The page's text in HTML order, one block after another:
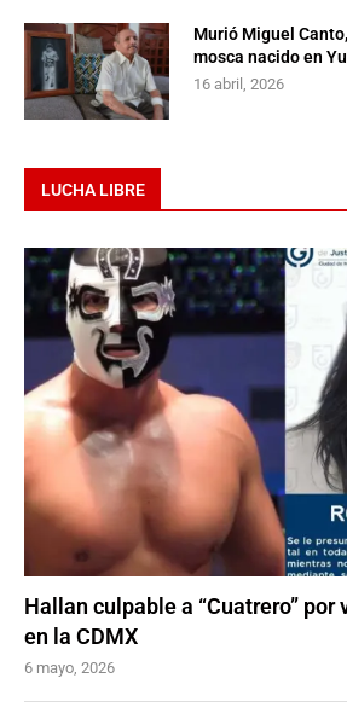
Murió Miguel
mosca nacido en
16 abril, 2026
LUCHA LIBRE
Hallan culpable a “Cuatrero”
en la CDMX
6 mayo, 2026